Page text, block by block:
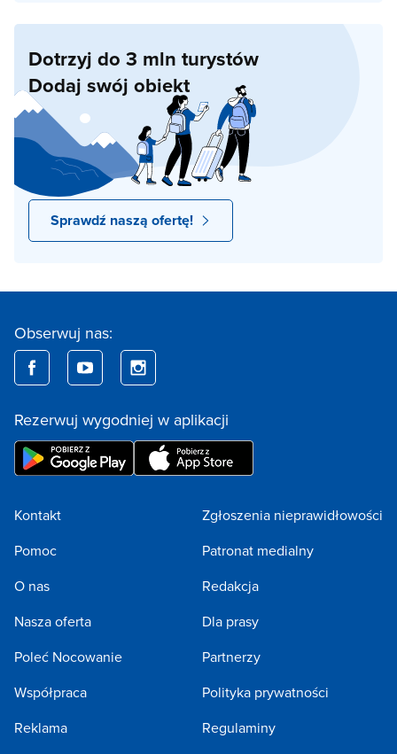
Dotrzyj do 3 mln turystów
Dodaj swój obiekt
Sprawdź naszą ofertę!
Obserwuj nas:
Rezerwuj wygodniej w aplikacji
Kontakt
Pomoc
O nas
Nasza oferta
Poleć Nocowanie
Współpraca
Reklama
Zgłoszenia nieprawidłowości
Patronat medialny
Redakcja
Dla prasy
Partnerzy
Polityka prywatności
Regulaminy